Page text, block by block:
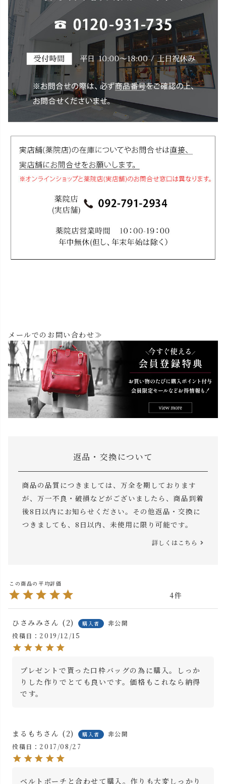
メールでのお問い合わせ≫
返品・交換について
商品の品質につきましては、万全を期しております
が、万一不良・破損などがございましたら、商品到着
後8日以内にお知らせください。その他返品・交換に
つきましても、8日以内、未使用に限り可能です。
詳しくはこちら
4
ひさみみ 2 購入者
非公開
投稿日
2019/12/15
プレゼントで貰った口枠バッグの為に購入。しっか
りした作りでとても良いです。価格もこれなら納得
です。
まるもち 2 購入者
非公開
投稿日
2017/08/27
ベルトポーチと合わせて購入。作りも大変しっかり